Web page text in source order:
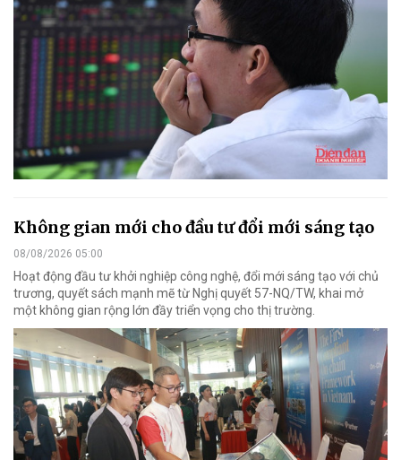
Không gian mới cho đầu tư đổi mới sáng tạo
08/08/2026 05:00
Hoạt động đầu tư khởi nghiệp công nghệ, đổi mới sáng tạo với chủ
trương, quyết sách mạnh mẽ từ Nghị quyết 57-NQ/TW, khai mở
một không gian rộng lớn đầy triển vọng cho thị trường.